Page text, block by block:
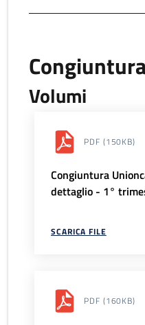
Volumi
PDF (150KB)
Congiuntura
dettaglio - 1°
SCARICA FILE
PDF (160KB)